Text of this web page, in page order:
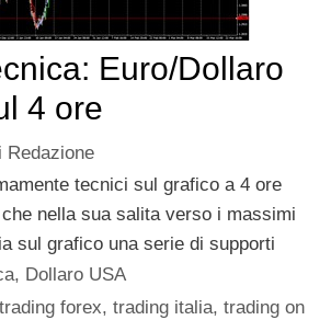
Euro/Dollaro
4 ore
Redazione
tecnici sul grafico a 4 ore
che nella sua salita verso i massimi
sul grafico una serie di supporti
, Dollaro USA
trading forex,trading italia,trading on